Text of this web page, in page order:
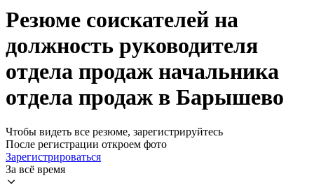
Резюме соискателей на
должность руководителя
отдела продаж начальника
отдела продаж в Барышево
Чтобы видеть все резюме, зарегистрируйтесь
После регистрации откроем фото
Зарегистрироваться
За всё время